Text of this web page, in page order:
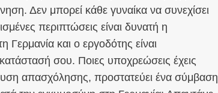
Δεν μπορεί κάθε γυναίκα να συνεχίσει
περιπτώσεις είναι δυνατή η
και ο εργοδότης είναι
σου. Ποιες υποχρεώσεις έχεις
απασχόλησης, προστατεύει ένα σύμβαση